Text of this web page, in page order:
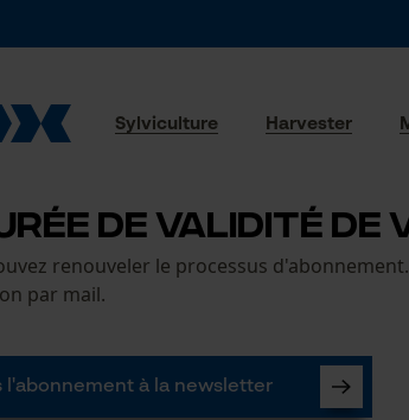
Sylviculture Harvester
DE VALIDITÉ DE
renouveler le processus
par mail.
l'abonnement à la newsletter